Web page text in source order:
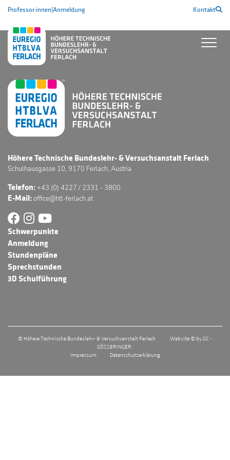
Professor:innen|Anmeldung Kontakt
Höhere Technische Bundeslehr- & Versuchsanstalt Ferlach
Schulhausgasse 10, 9170 Ferlach, Austria
Telefon:+43 (0) 4227 / 2331 - 3800
E-Mail:office@htl-ferlach.at
Schwerpunkte
Anmeldung
Stundenpläne
Sprechstunden
3D Schulführung
© Höhere Technische Bundeslehr- & Versuchsanstalt Ferlach Website © by GC -
GÖSSERINGER.
Impressum
Datenschutzerklärung